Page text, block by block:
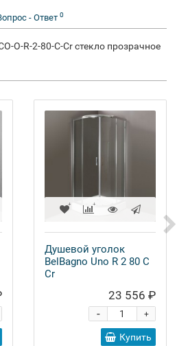
- Ответ 0
O-R-2-80-C-Cr стекло прозрачное
Душевой уголок
BelBagno Uno R 2 80 C
Cr
23 556 ₽
+
-
Купить